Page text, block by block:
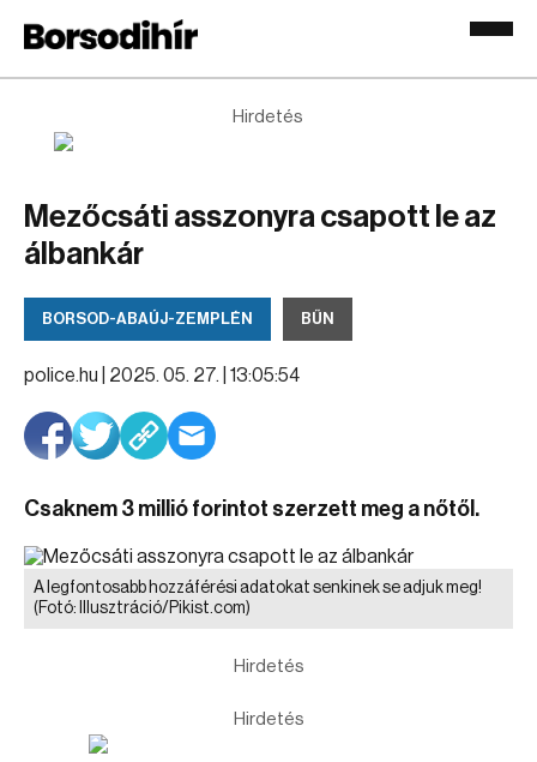
Hirdetés
Mezőcsáti asszonyra csapott le az
álbankár
BORSOD-ABAÚJ-ZEMPLÉN BŰN
police.hu | 2025. 05. 27. | 13:05:54
Csaknem 3 millió forintot szerzett meg a nőtől.
A legfontosabb hozzáférési adatokat senkinek se adjuk meg!
(Fotó: Illusztráció/Pikist.com)
Hirdetés
Hirdetés